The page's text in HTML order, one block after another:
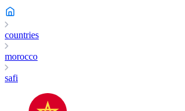
countries
morocco
safi